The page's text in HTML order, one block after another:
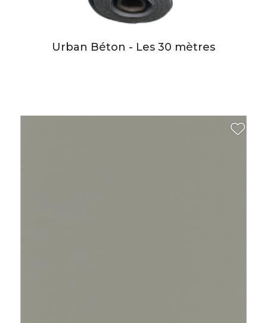
Urban Béton - Les 30 mètres